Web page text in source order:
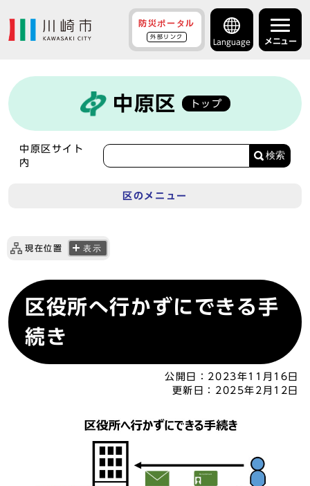
防災ポータル
外部リンク
Language メニュー
中原区 トップ
中原区サイト
内
検索
区のメニュー
現在位置 表示
区役所へ行かずにできる手
続き
公開日： 2023年11月16日
更新日： 2025年2月12日